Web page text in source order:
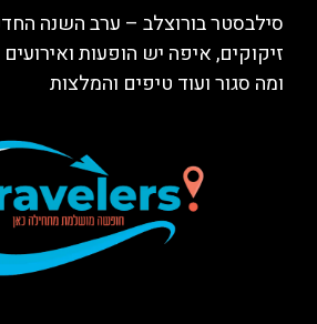
סילבסטר בורוצלב – ערב השנה
זיקוקים, איפה יש הופעות
ומה סגור ועוד טיפים והמלצות